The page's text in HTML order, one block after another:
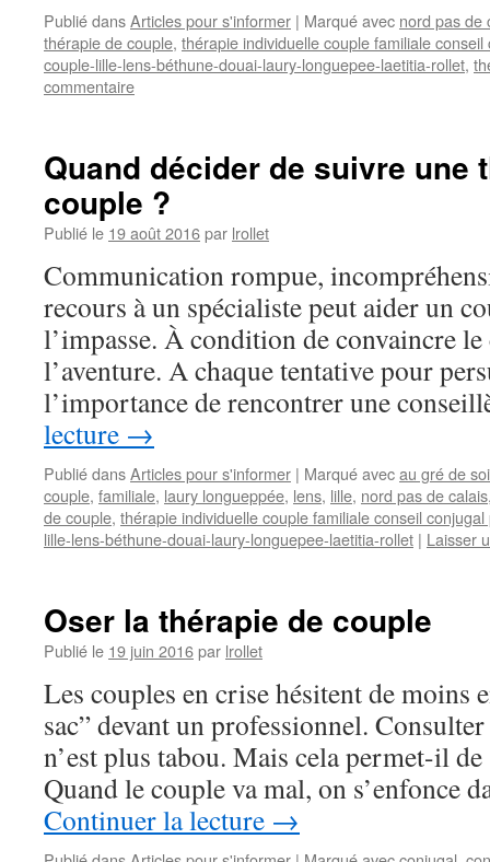
Publié dansArticles pour s'informer | Marqué avec nord pas de
thérapie de couple, thérapie individuelle couple familiale
couple-lille-lens-béthune-douai-laury-longuepee-laetitia-rollet,
commentaire
Quand décider de suivre une
couple ?
Publié le 19 août 2016par lrollet
Communication rompue,
recours à un spécialiste peut aider un
l’impasse. À condition de convaincre
l’aventure. A chaque tentative pour
l’importance de rencontrer une
lecture →
Publié dansArticles pour s'informer | Marqué avecau gré de soi
couple, familiale, laury longueppée, lens, lille, nord pas de calais
de couple, thérapie individuelle couple familiale conseil
lille-lens-béthune-douai-laury-longuepee-laetitia-rollet | Laisser
Oser la thérapie de couple
Publié le 19 juin 2016par lrollet
Les couples en crise hésitent de moins
sac” devant un professionnel.
n’est plus tabou. Mais cela permet-il
Quand le couple va mal, on s’enfonce
Continuer la lecture →